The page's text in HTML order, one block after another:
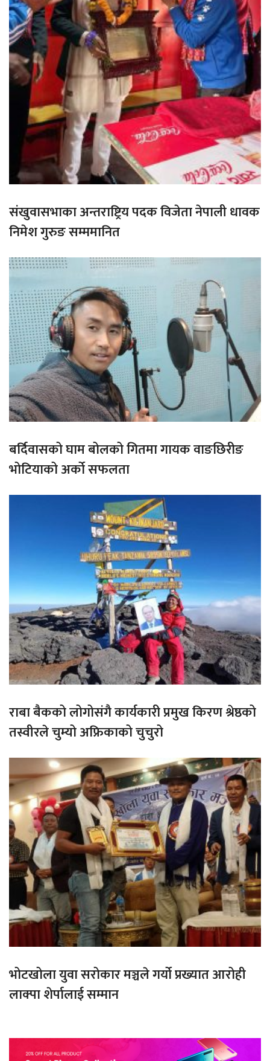
संखुवासभाका अन्तराष्ट्रिय पदक विजेता नेपाली धावक
निमेश गुरुङ सम्ममानित
बर्दिवासको घाम बोलको गितमा गायक वाङछिरीङ
भोटियाको अर्को सफलता
राबा बैकको लोगोसंगै कार्यकारी प्रमुख किरण श्रेष्ठको
तस्वीरले चुम्यो अफ्रिकाको चुचुरो
भोटखोला युवा सरोकार मञ्चले गर्यो प्रख्यात आरोही
लाक्पा शेर्पालाई सम्मान